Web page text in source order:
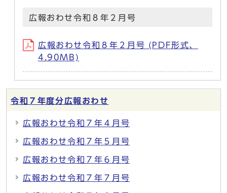
広報おわせ令和８年２月号
広報おわせ令和８年２月号 (PDF形式、
4.90MB)
令和７年度分広報おわせ
広報おわせ令和７年４月号
広報おわせ令和７年５月号
広報おわせ令和７年６月号
広報おわせ令和７年７月号